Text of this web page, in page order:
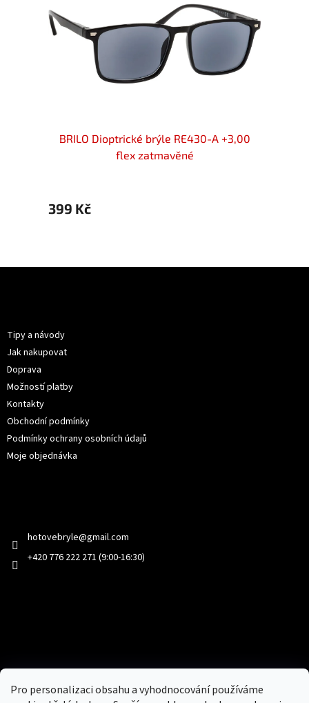
Pro personalizaci obsahu a vyhodnocování používáme
BRILO Dioptrické brýle RE430-A +3,00
flex zatmavěné
399 Kč
Tipy a návody
Jak nakupovat
Doprava
Možností platby
Kontakty
Obchodní podmínky
Podmínky ochrany osobních údajů
Moje objednávka
hotovebryle@gmail.com
+420 776 222 271 (9:00-16:30)